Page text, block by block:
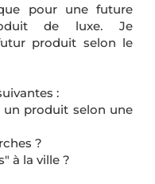
pour une future
de luxe. Je
produit selon le
:
produit selon une
?
à la ville ?